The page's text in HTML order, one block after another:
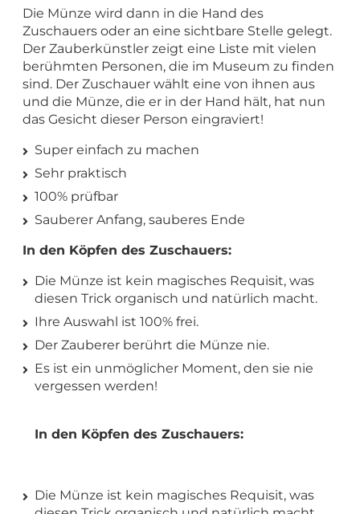
Die Münze wird dann in die Hand des
Zuschauers oder an eine sichtbare Stelle gelegt.
Der Zauberkünstler zeigt eine Liste mit vielen
berühmten Personen, die im Museum zu finden
sind. Der Zuschauer wählt eine von ihnen aus
und die Münze, die er in der Hand hält, hat nun
das Gesicht dieser Person eingraviert!
Super einfach zu machen
Sehr praktisch
100% prüfbar
Sauberer Anfang, sauberes Ende
In den Köpfen des Zuschauers:
Die Münze ist kein magisches Requisit, was
diesen Trick organisch und natürlich macht.
Ihre Auswahl ist 100% frei.
Der Zauberer berührt die Münze nie.
Es ist ein unmöglicher Moment, den sie nie
vergessen werden!
In den Köpfen des Zuschauers:
Die Münze ist kein magisches Requisit, was